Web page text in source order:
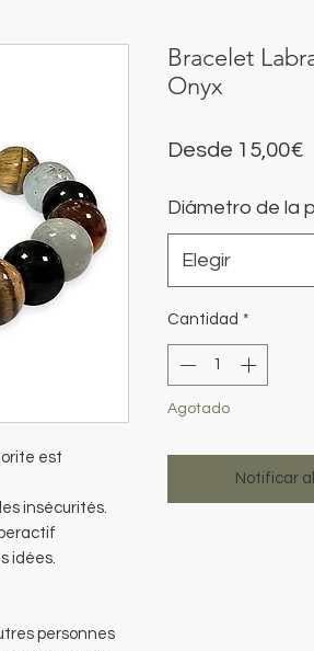
est
insécurités.
idées.
personnes
Bracelet
Onyx
Desde 15,00€
Diámetro de la
Elegir
Cantidad *
Agotado
Notificar